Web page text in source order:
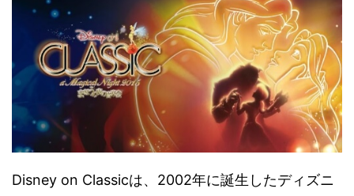
Disney on Classicは、2002年に誕生したディズニ